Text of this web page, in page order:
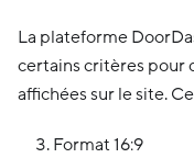
La plateforme
certains critères pour
affichées sur le site.
Format 16:9